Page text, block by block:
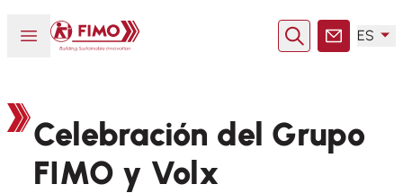
Abrir o cerrar el menú
Volver a la página principal
Buscar enContacto
ES
Celebración del Grupo
FIMO y Volx